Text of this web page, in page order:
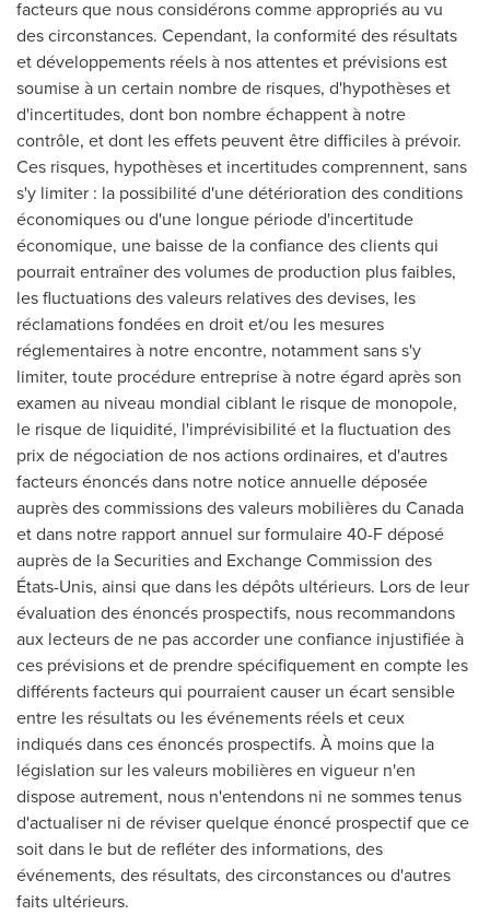
facteurs que nous considérons comme appropriés au vu
des circonstances. Cependant, la conformité des résultats
et développements réels à nos attentes et prévisions est
soumise à un certain nombre de risques, d'hypothèses et
d'incertitudes, dont bon nombre échappent à notre
contrôle, et dont les effets peuvent être difficiles à prévoir.
Ces risques, hypothèses et incertitudes comprennent, sans
s'y limiter : la possibilité d'une détérioration des conditions
économiques ou d'une longue période d'incertitude
économique, une baisse de la confiance des clients qui
pourrait entraîner des volumes de production plus faibles,
les fluctuations des valeurs relatives des devises, les
réclamations fondées en droit et/ou les mesures
réglementaires à notre encontre, notamment sans s'y
limiter, toute procédure entreprise à notre égard après son
examen au niveau mondial ciblant le risque de monopole,
le risque de liquidité, l'imprévisibilité et la fluctuation des
prix de négociation de nos actions ordinaires, et d'autres
facteurs énoncés dans notre notice annuelle déposée
auprès des commissions des valeurs mobilières du Canada
et dans notre rapport annuel sur formulaire 40-F déposé
auprès de la Securities and Exchange Commission des
États-Unis, ainsi que dans les dépôts ultérieurs. Lors de leur
évaluation des énoncés prospectifs, nous recommandons
aux lecteurs de ne pas accorder une confiance injustifiée à
ces prévisions et de prendre spécifiquement en compte les
différents facteurs qui pourraient causer un écart sensible
entre les résultats ou les événements réels et ceux
indiqués dans ces énoncés prospectifs. À moins que la
législation sur les valeurs mobilières en vigueur n'en
dispose autrement, nous n'entendons ni ne sommes tenus
d'actualiser ni de réviser quelque énoncé prospectif que ce
soit dans le but de refléter des informations, des
événements, des résultats, des circonstances ou d'autres
faits ultérieurs.